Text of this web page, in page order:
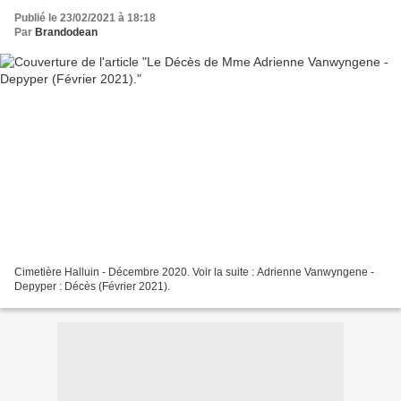
Publié le 23/02/2021 à 18:18
Par Brandodean
Cimetière Halluin - Décembre 2020. Voir la suite : Adrienne Vanwyngene -
Depyper : Décès (Février 2021).